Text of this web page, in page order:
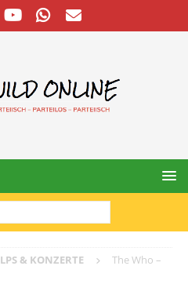
LPS & KONZERTE
The Who –